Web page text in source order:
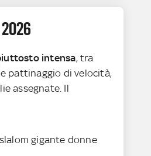
intensa, tra
pattinaggio di velocità,
assegnate. Il
gigante donne